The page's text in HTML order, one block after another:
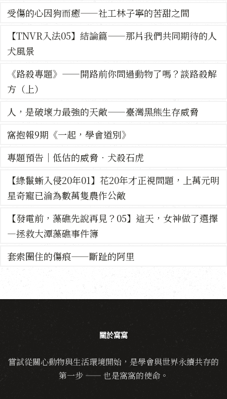
受傷的心因狗而癒——社工林子寧的苦甜之間
【TNVR入法05】結論篇——那片我們共同期待的人
犬風景
《路殺專題》——開路前你問過動物了嗎？談路殺解
方（上）
人，是破壞力最強的天敵——臺灣黑熊生存威脅
窩抱報9期《一起，學會道別》
專題預告｜低估的威脅．犬殺石虎
【綠鬣蜥入侵20年01】花20年才正視問題，上萬元明
星奇寵已淪為數萬隻農作公敵
【發電前，藻礁先說再見？05】這天，女神做了選擇
—拯救大潭藻礁事件簿
套索圈住的傷痕——斷趾的阿里
關於窩窩
嘗試從關心動物與生活環境開始，是學會與世界永續共存的
第一步 —— 也是窩窩的使命。